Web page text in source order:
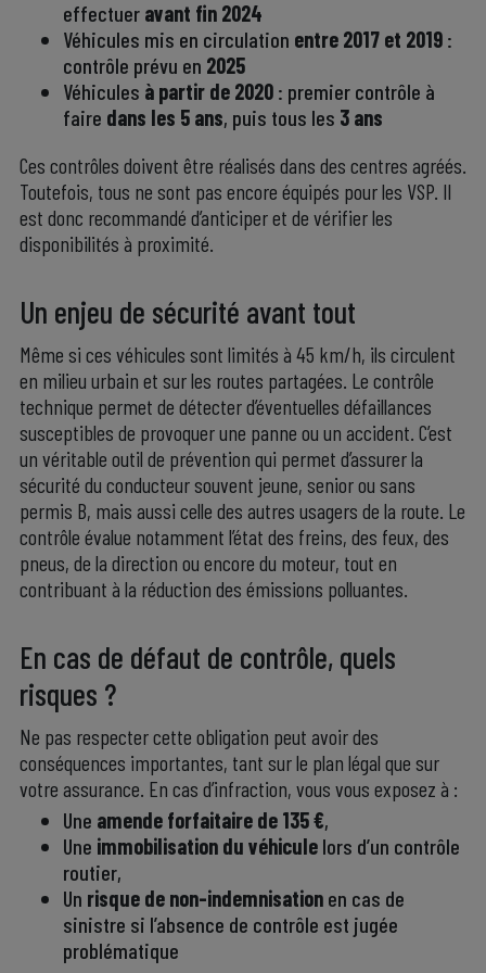
effectuer avant fin 2024
Véhicules mis en circulation entre 2017 et 2019:
contrôle prévu en 2025
Véhicules à partir de 2020: premier contrôle à
faire dans les 5 ans, puis tous les 3 ans
Ces contrôles doivent être réalisés dans des centres agréés.
Toutefois, tous ne sont pas encore équipés pour les VSP. Il
est donc recommandé d’anticiper et de vérifier les
disponibilités à proximité.
Un enjeu de sécurité avant tout
Même si ces véhicules sont limités à 45 km/h, ils circulent
en milieu urbain et sur les routes partagées. Le contrôle
technique permet de détecter d’éventuelles défaillances
susceptibles de provoquer une panne ou un accident. C’est
un véritable outil de prévention qui permet d’assurer la
sécurité du conducteur souvent jeune, senior ou sans
permis B, mais aussi celle des autres usagers de la route. Le
contrôle évalue notamment l’état des freins, des feux, des
pneus, de la direction ou encore du moteur, tout en
contribuant à la réduction des émissions polluantes.
En cas de défaut de contrôle, quels
risques ?
Ne pas respecter cette obligation peut avoir des
conséquences importantes, tant sur le plan légal que sur
votre assurance. En cas d’infraction, vous vous exposez à :
Une amende forfaitaire de 135 €,
Une immobilisation du véhiculelors d’un contrôle
routier,
Un risque de non-indemnisationen cas de
sinistre si l’absence de contrôle est jugée
problématique